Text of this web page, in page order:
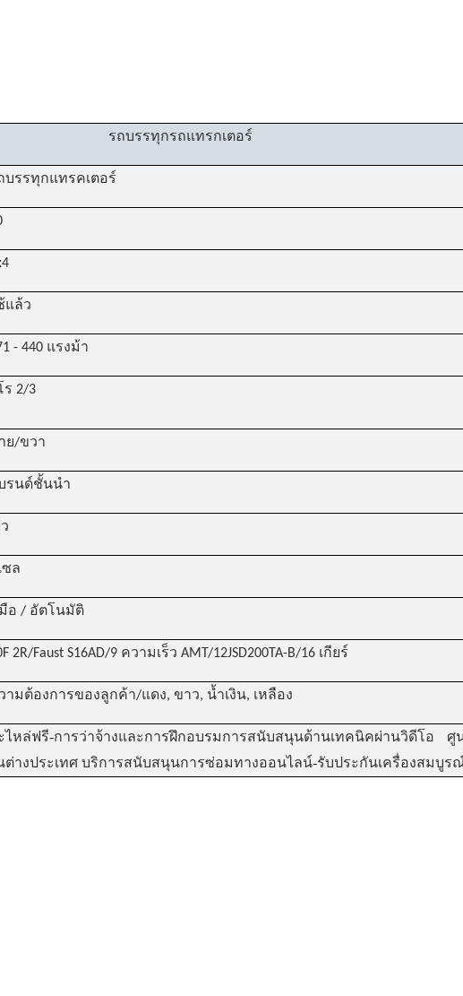
รถบรรทุกรถแทรกเตอร์
บรรทุกแทรคเตอร์
แล้ว
- 440 แรงม้า
ร 2/3
ย/ขวา
รนด์ชั้นนำ
ซล
อ / อัตโนมัติ
2R/Faust S16AD/9 ความเร็ว AMT/12JSD200TA-B/16 เกียร์
ามต้องการของลูกค้า/แดง, ขาว, น้ำเงิน, เหลือง
ไหล่ฟรี-การว่าจ้างและการฝึกอบรมการสนับสนุนด้านเทคนิคผ่านวิดีโอ ศู
ต่างประเทศ บริการสนับสนุนการซ่อมทางออนไลน์-รับประกันเครื่องสมบูร